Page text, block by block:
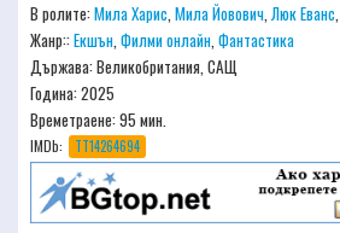
В ролите:Мила Харис,Мила Йовович,Люк Еванс,
Жанр::Екшън,Филми онлайн,Фантастика
Държава: Великобритания, САЩ
Година: 2025
Времетраене:95 мин.
IMDb: TT14264694